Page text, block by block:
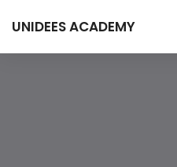
UNIDEES ACADEMY